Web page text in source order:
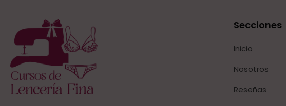
Secciones
Inicio
Nosotros
Reseñas